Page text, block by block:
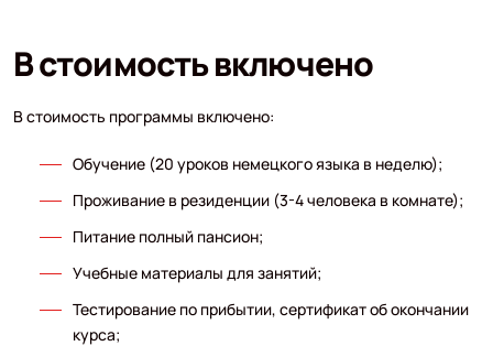
В стоимость включено
В стоимость программы включено:
Обучение (20 уроков немецкого языка в неделю);
Проживание в резиденции (3-4 человека в комнате);
Питание полный пансион;
Учебные материалы для занятий;
Тестирование по прибытии, сертификат об окончании
курса;